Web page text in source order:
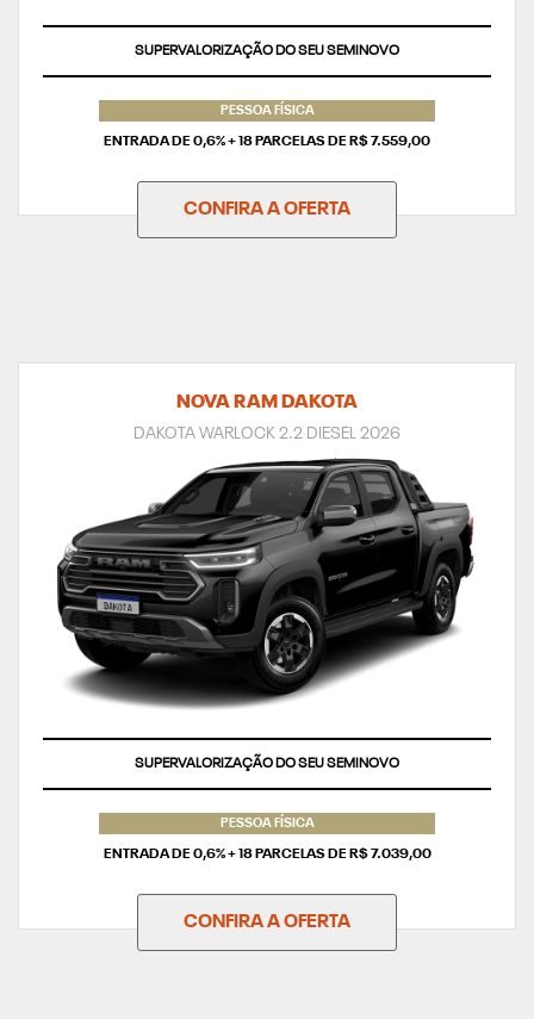
TAXA ZERO
PESSOA FÍSICA
ENTRADA DE 0,6% + 18 PARCELAS DE R$ 7.559,00
CONFIRA A OFERTA
NOVA RAM DAKOTA
DAKOTA WARLOCK 2.2 DIESEL 2026
TAXA ZERO
PESSOA FÍSICA
ENTRADA DE 0,6% + 18 PARCELAS DE R$ 7.039,00
CONFIRA A OFERTA